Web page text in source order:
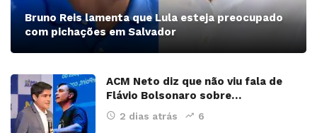
Bruno Reis lamenta que Lula esteja preocupado
com pichações em Salvador
ACM Neto diz que não viu fala de
Flávio Bolsonaro sobre…
2 dias atrás 6